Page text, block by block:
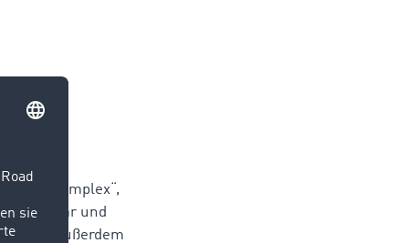
TiComplex“,
Kaffeebar und
außerdem